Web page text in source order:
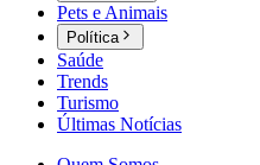
Pets e Animais
Política
Saúde
Trends
Turismo
Últimas Notícias